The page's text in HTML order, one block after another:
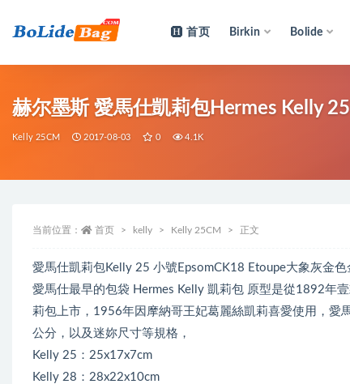
首页 Birkin Bolide
赫尔墨斯 愛馬仕凱莉包Hermes Kelly
Kelly 25CM 2017-08-03 0 4.1K
当前位置： 首页 kelly Kelly 25CM 正文
愛馬仕凱莉包Kelly 25 小號EpsomCK18 Etoupe大象灰金色
愛馬仕最早的包袋 Hermes Kelly 凱莉包 原型是從1892年
莉包上市，1956年因摩納哥王妃葛麗絲凱莉喜愛使用，愛
公分，以及迷妳尺寸等規格，
Kelly 25：25x17x7cm
Kelly 28：28x22x10cm